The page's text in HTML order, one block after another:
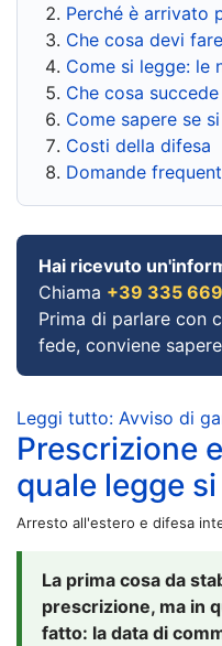
Perché è arrivato
Che cosa devi
Come si legge: le
Che cosa
Come sapere se
Costi della difesa
Domande
Hai ricevuto
Chiama +39 335
Prima di parlare con
fede, conviene
Leggi tutto: Avviso di
Prescrizione
quale legge
Arresto all'estero e difesa
La prima cosa da
prescrizione, ma in
fatto: la data di